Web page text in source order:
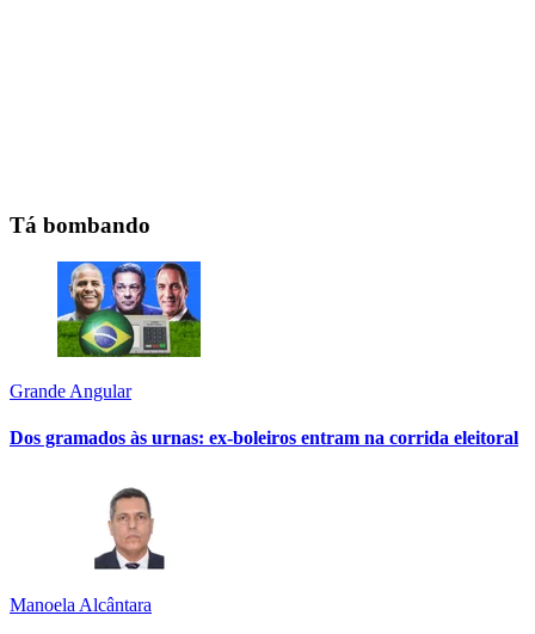
Tá bombando
Grande Angular
Dos gramados às urnas: ex-boleiros entram na corrida eleitoral
Manoela Alcântara